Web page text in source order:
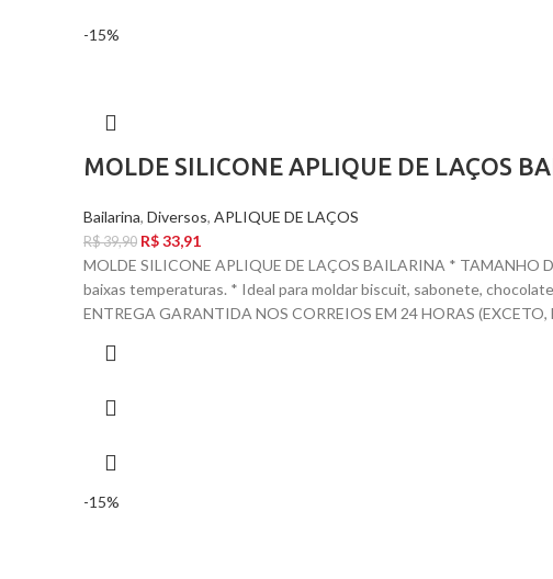
-15%
MOLDE SILICONE APLIQUE DE LAÇOS
Bailarina, Diversos, APLIQUE DE LAÇOS
R$39,90 R$33,91
MOLDE SILICONE APLIQUE DE LAÇOS BAILARINA * TAMANHO
baixas temperaturas. * Ideal para moldar biscuit, sabonete,
ENTREGA GARANTIDA NOS CORREIOS EM 24 HORAS (EXCETO,
-15%